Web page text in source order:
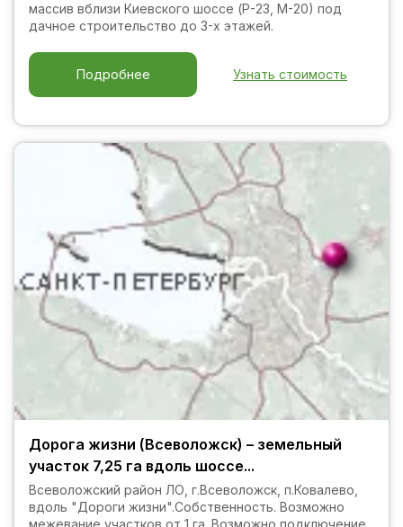
массив вблизи Киевского шоссе (Р-23, М-20) под
дачное строительство до 3-х этажей.
Узнать стоимость
Подробнее
Дорога жизни (Всеволожск) – земельный
участок 7,25 га вдоль шоссе...
Всеволожский район ЛО, г.Всеволожск, п.Ковалево,
вдоль "Дороги жизни".Собственность. Возможно
межевание участков от 1 га. Возможно подключение